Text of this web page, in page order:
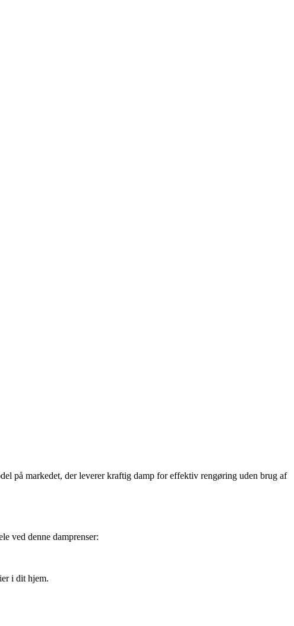
på markedet, der leverer kraftig damp for effektiv rengøring uden brug af
ved denne damprenser:
i dit hjem.